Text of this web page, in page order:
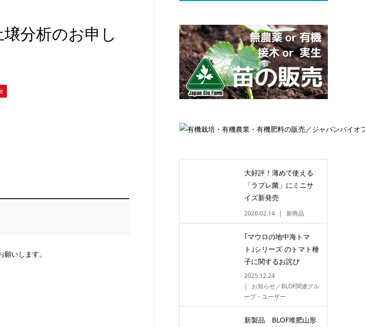
分析のお申し
いします。
大好評！薄めて使える
「ラブレ菌」にミニサ
イズ新発売
2026.02.14 新商品
｢マウロの地中海トマ
ト｣シリーズ のトマト種
子に関するお詫び
2025.12.24
お知らせ／BLOF関連グル
ープ・ユーザー
新製品 BLOF堆肥山形